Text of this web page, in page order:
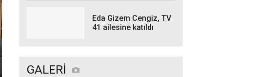
Eda Gizem Cengiz, TV
41 ailesine katıldı
GALERİ